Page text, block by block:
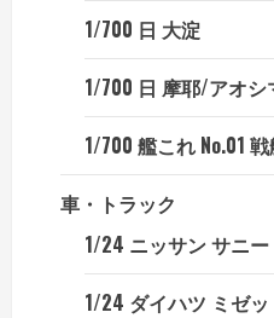
1/700 日 大淀
1/700 日 摩耶/アオシ
1/700 艦これ No.01
車・トラック
1/24 ニッサン サニー
1/24 ダイハツ ミゼッ